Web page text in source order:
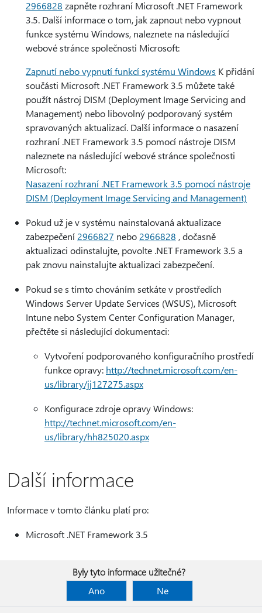
2966828 zapněte rozhraní Microsoft .NET Framework
3.5. Další informace o tom, jak zapnout nebo vypnout
funkce systému Windows, naleznete na následující
webové stránce společnosti Microsoft:
Zapnutí nebo vypnutí funkcí systému Windows K přidání
součásti Microsoft .NET Framework 3.5 můžete také
použít nástroj DISM (Deployment Image Servicing and
Management) nebo libovolný podporovaný systém
spravovaných aktualizací. Další informace o nasazení
rozhraní .NET Framework 3.5 pomocí nástroje DISM
naleznete na následující webové stránce společnosti
Microsoft:
Nasazení rozhraní .NET Framework 3.5 pomocí nástroje
DISM (Deployment Image Servicing and Management)
Pokud už je v systému nainstalovaná aktualizace
zabezpečení 2966827 nebo 2966828 , dočasně
aktualizaci odinstalujte, povolte .NET Framework 3.5 a
pak znovu nainstalujte aktualizaci zabezpečení.
Pokud se s tímto chováním setkáte v prostředích
Windows Server Update Services (WSUS), Microsoft
Intune nebo System Center Configuration Manager,
přečtěte si následující dokumentaci:
Vytvoření podporovaného konfiguračního prostředí
funkce opravy: http://technet.microsoft.com/en-
us/library/jj127275.aspx
Konfigurace zdroje opravy Windows:
http://technet.microsoft.com/en-
us/library/hh825020.aspx
Další informace
Informace v tomto článku platí pro:
Microsoft .NET Framework 3.5
Byly tyto informace užitečné?
Ano
Ne